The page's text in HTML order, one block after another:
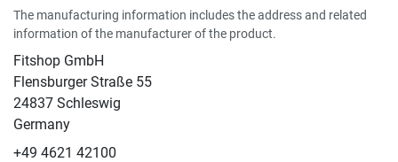
The manufacturing information includes the address and related
information of the manufacturer of the product.
Fitshop GmbH
Flensburger Straße 55
24837 Schleswig
Germany
+49 4621 42100